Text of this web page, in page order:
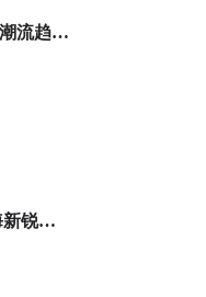
预见时尚：2024全球服装潮流趋势洞察
2024MeetBrands中国出海新锐消费品牌榜单报告